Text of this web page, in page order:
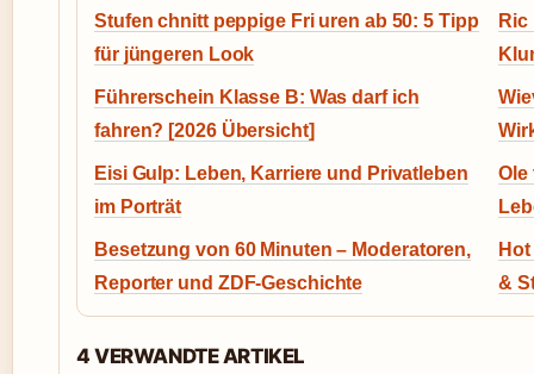
Stufen chnitt peppige Fri uren ab 50: 5 Tipp
für jüngeren Look
Ric
Führerschein Klasse B: Was darf ich
fahren? [2026 Übersicht]
Eisi Gulp: Leben, Karriere und Privatleben
im Porträt
Ole
Besetzung von 60 Minuten – Moderatoren,
Reporter und ZDF-Geschichte
&
4 VERWANDTE ARTIKEL